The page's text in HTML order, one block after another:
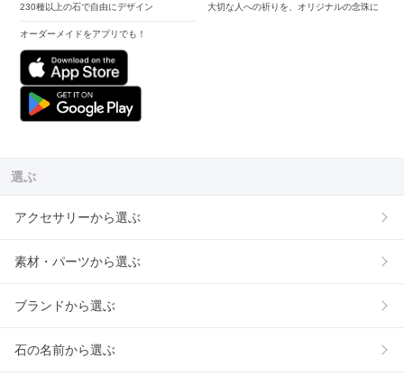
230種以上の石で自由にデザイン
オーダーメイドをアプリでも！
大切な人への祈りを、オリジナルの念珠に
選ぶ
アクセサリーから選ぶ
素材・パーツから選ぶ
ブランドから選ぶ
石の名前から選ぶ